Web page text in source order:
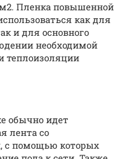
Пленка повышенной
как для
и для основного
необходимой
теплоизоляции
обычно идет
лента со
помощью которых